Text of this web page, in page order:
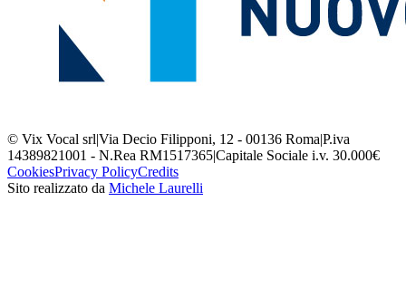
© Vix Vocal srl|Via Decio Filipponi, 12 - 00136 Roma|P.iva
14389821001 - N.Rea RM1517365|Capitale Sociale i.v. 30.000€
CookiesPrivacy PolicyCredits
Sito realizzato da Michele Laurelli